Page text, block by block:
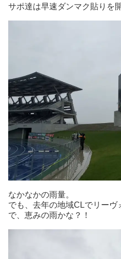
サポ達は早速ダンマク貼りを
なかなかの雨量。
でも、去年の地域CLでリー
で、恵みの雨かな？！